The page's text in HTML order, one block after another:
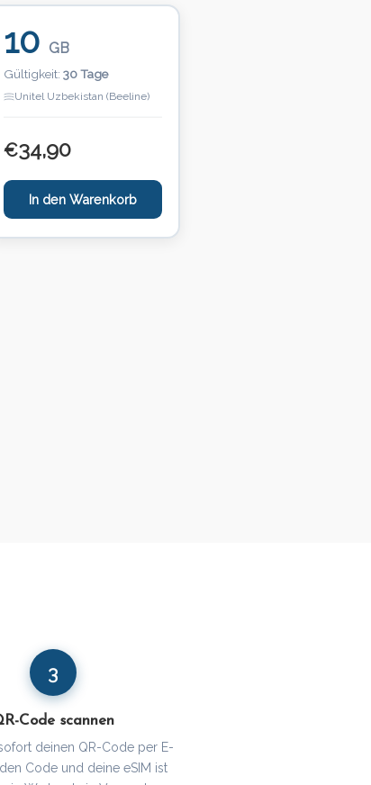
10 GB
Gültigkeit: 30 Tage
Unitel Uzbekistan (Beeline)
€34,90
In den Warenkorb
3
Code scannen
deinen QR-Code per E-
Code und deine eSIM ist